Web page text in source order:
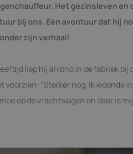
Key Solutions
CNC draaien
Plaatbewerking &
Montage &
Het gezinsleven
bij ons. Een avontuur dat hij
zijn verhaal!
liep hij al rond in de fabriek
voorzien: “Sterker nog, ik woonde
op de vrachtwagen en daar is